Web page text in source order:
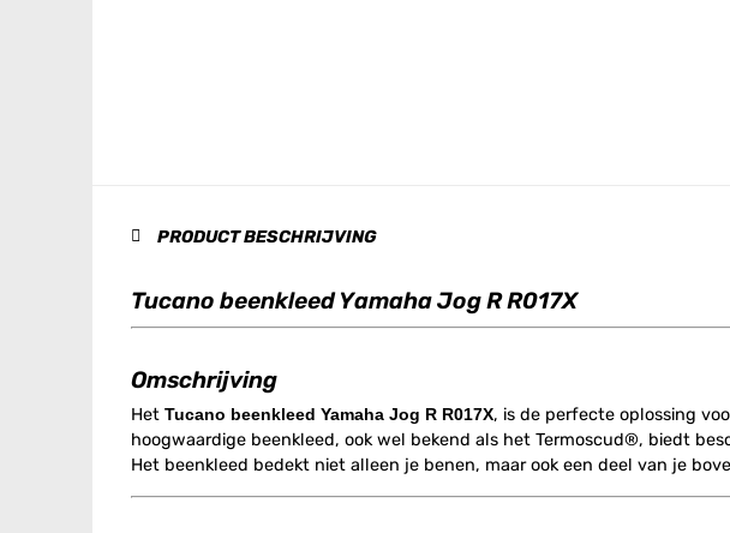
PRODUCT BESCHRIJVING
Tucano beenkleed Yamaha Jog R R017X
Omschrijving
Het Tucano beenkleed Yamaha Jog R R017X, is de perfecte oplossing
hoogwaardige beenkleed, ook wel bekend als het Termoscud®, biedt
Het beenkleed bedekt niet alleen je benen, maar ook een deel van je